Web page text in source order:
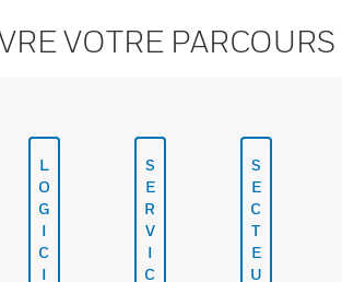
VOTRE PARCOURS
L
O
G
I
C
I
S
E
R
V
I
C
S
E
C
T
E
U